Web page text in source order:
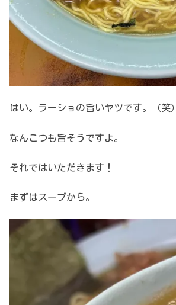
はい。ラーショの旨いヤツです。（笑）
なんこつも旨そうですよ。
それではいただきます！
まずはスープから。